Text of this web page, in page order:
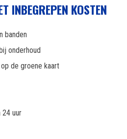
INBEGREPEN KOSTEN
banden
onderhoud
op de groene kaart
24 uur